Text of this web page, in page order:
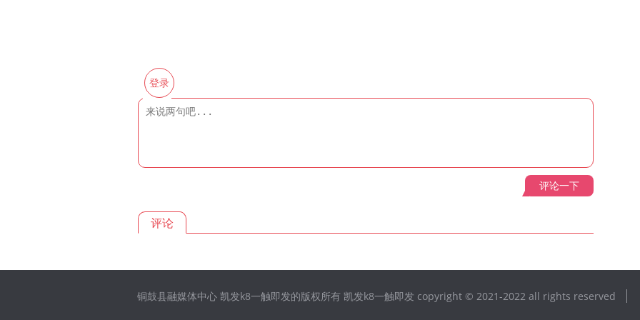
登录
评论一下
评论
铜鼓县融媒体中心 凯发k8一触即发的版权所有 凯发k8一触即发 copyright © 2021-2022 all rights reserved